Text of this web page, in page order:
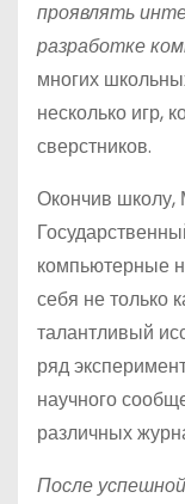
проявлять
разработке
многих
несколько игр,
сверстников.
Окончив школу,
компьютерные
себя не только
талантливый
ряд
научного
различных
После